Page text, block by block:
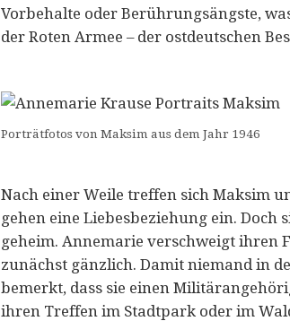
Vorbehalte oder Berührungsängste,
der Roten Armee – der ostdeutschen
Porträtfotos von Maksim aus dem Jahr 1946
Nach einer Weile treffen sich Maksim
gehen eine Liebesbeziehung ein. Doch
geheim. Annemarie verschweigt ihren
zunächst gänzlich. Damit niemand in
bemerkt, dass sie einen
ihren Treffen im Stadtpark oder im